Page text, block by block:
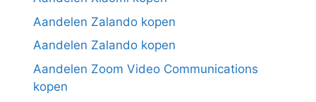
Aandelen Zalando kopen
Aandelen Zalando kopen
Aandelen Zoom Video Communications
kopen